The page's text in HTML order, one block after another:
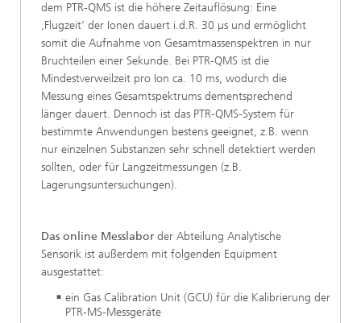
dem PTR-QMS ist die höhere Zeitauflösung: Eine
‚Flugzeit‘ der Ionen dauert i.d.R. 30 µs und ermöglicht
somit die Aufnahme von Gesamtmassenspektren in nur
Bruchteilen einer Sekunde. Bei PTR-QMS ist die
Mindestverweilzeit pro Ion ca. 10 ms, wodurch die
Messung eines Gesamtspektrums dementsprechend
länger dauert. Dennoch ist das PTR-QMS-System für
bestimmte Anwendungen bestens geeignet, z.B. wenn
nur einzelnen Substanzen sehr schnell detektiert werden
sollten, oder für Langzeitmessungen (z.B.
Lagerungsuntersuchungen).
Das online Messlabor der Abteilung Analytische
Sensorik ist außerdem mit folgenden Equipment
ausgestattet:
ein Gas Calibration Unit (GCU) für die Kalibrierung der
PTR-MS-Messgeräte